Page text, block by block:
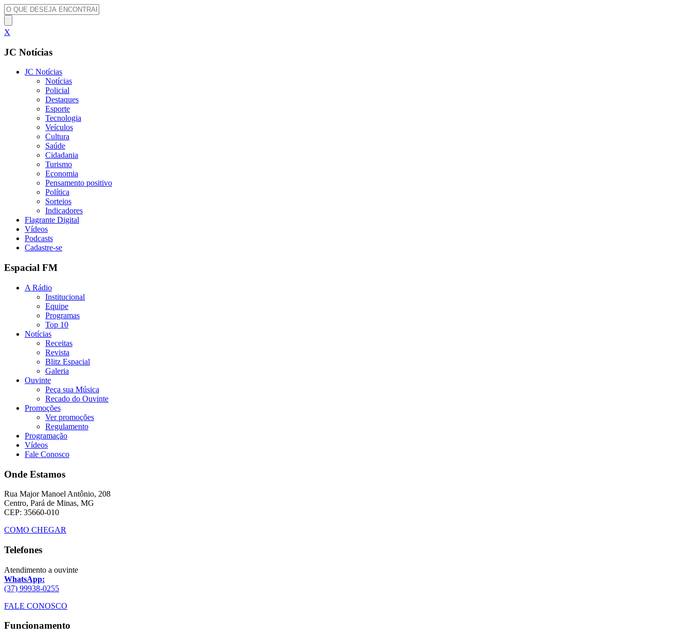
X
JC Notícias
JC Notícias
Notícias
Policial
Destaques
Esporte
Tecnologia
Veículos
Cultura
Saúde
Cidadania
Turismo
Economia
Pensamento positivo
Política
Sorteios
Indicadores
Flagrante Digital
Vídeos
Podcasts
Cadastre-se
Espacial FM
A Rádio
Institucional
Equipe
Programas
Top 10
Notícias
Receitas
Revista
Blitz Espacial
Galeria
Ouvinte
Peça sua Música
Recado do Ouvinte
Promoções
Ver promoções
Regulamento
Programação
Vídeos
Fale Conosco
Onde Estamos
Rua Major Manoel Antônio, 208
Centro, Pará de Minas, MG
CEP: 35660-010
COMO CHEGAR
Telefones
Atendimento a ouvinte
WhatsApp:
(37) 99938-0255
FALE CONOSCO
Funcionamento